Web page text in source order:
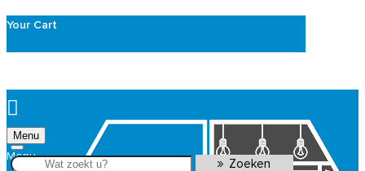
Your Cart
Menu
Zoeken